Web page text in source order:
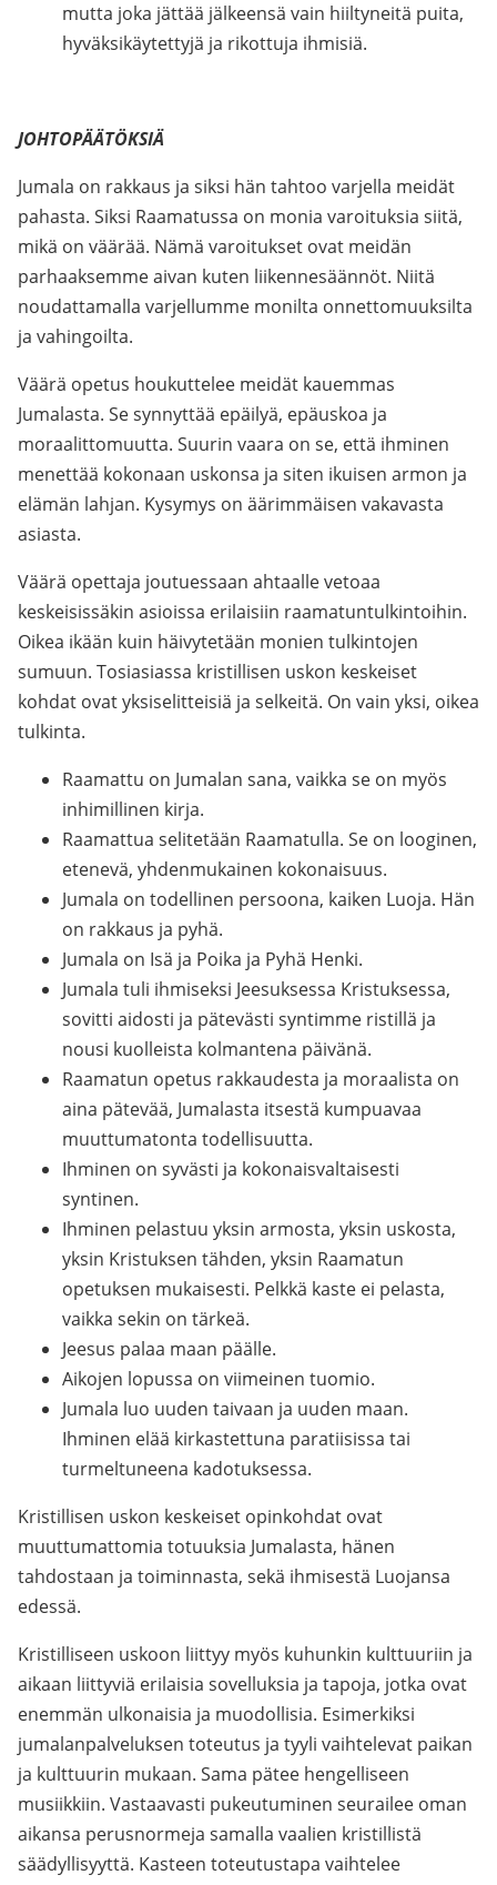
mutta joka jättää jälkeensä vain hiiltyneitä puita,
hyväksikäytettyjä ja rikottuja ihmisiä.
JOHTOPÄÄTÖKSIÄ
Jumala on rakkaus ja siksi hän tahtoo varjella meidät
pahasta. Siksi Raamatussa on monia varoituksia siitä,
mikä on väärää. Nämä varoitukset ovat meidän
parhaaksemme aivan kuten liikennesäännöt. Niitä
noudattamalla varjellumme monilta onnettomuuksilta
ja vahingoilta.
Väärä opetus houkuttelee meidät kauemmas
Jumalasta. Se synnyttää epäilyä, epäuskoa ja
moraalittomuutta. Suurin vaara on se, että ihminen
menettää kokonaan uskonsa ja siten ikuisen armon ja
elämän lahjan. Kysymys on äärimmäisen vakavasta
asiasta.
Väärä opettaja joutuessaan ahtaalle vetoaa
keskeisissäkin asioissa erilaisiin raamatuntulkintoihin.
Oikea ikään kuin häivytetään monien tulkintojen
sumuun. Tosiasiassa kristillisen uskon keskeiset
kohdat ovat yksiselitteisiä ja selkeitä. On vain yksi, oikea
tulkinta.
Raamattu on Jumalan sana, vaikka se on myös
inhimillinen kirja.
Raamattua selitetään Raamatulla. Se on looginen,
etenevä, yhdenmukainen kokonaisuus.
Jumala on todellinen persoona, kaiken Luoja. Hän
on rakkaus ja pyhä.
Jumala on Isä ja Poika ja Pyhä Henki.
Jumala tuli ihmiseksi Jeesuksessa Kristuksessa,
sovitti aidosti ja pätevästi syntimme ristillä ja
nousi kuolleista kolmantena päivänä.
Raamatun opetus rakkaudesta ja moraalista on
aina pätevää, Jumalasta itsestä kumpuavaa
muuttumatonta todellisuutta.
Ihminen on syvästi ja kokonaisvaltaisesti
syntinen.
Ihminen pelastuu yksin armosta, yksin uskosta,
yksin Kristuksen tähden, yksin Raamatun
opetuksen mukaisesti. Pelkkä kaste ei pelasta,
vaikka sekin on tärkeä.
Jeesus palaa maan päälle.
Aikojen lopussa on viimeinen tuomio.
Jumala luo uuden taivaan ja uuden maan.
Ihminen elää kirkastettuna paratiisissa tai
turmeltuneena kadotuksessa.
Kristillisen uskon keskeiset opinkohdat ovat
muuttumattomia totuuksia Jumalasta, hänen
tahdostaan ja toiminnasta, sekä ihmisestä Luojansa
edessä.
Kristilliseen uskoon liittyy myös kuhunkin kulttuuriin ja
aikaan liittyviä erilaisia sovelluksia ja tapoja, jotka ovat
enemmän ulkonaisia ja muodollisia. Esimerkiksi
jumalanpalveluksen toteutus ja tyyli vaihtelevat paikan
ja kulttuurin mukaan. Sama pätee hengelliseen
musiikkiin. Vastaavasti pukeutuminen seurailee oman
aikansa perusnormeja samalla vaalien kristillistä
säädyllisyyttä. Kasteen toteutustapa vaihtelee